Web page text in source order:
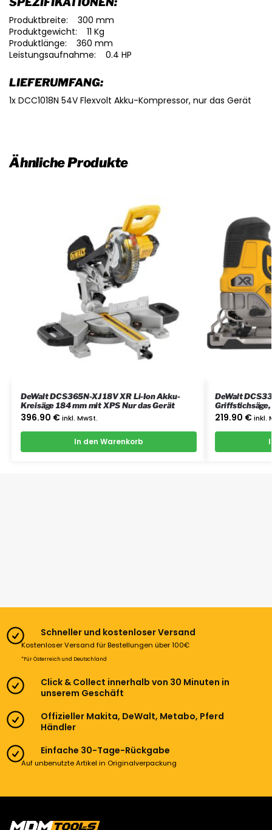
Produktbreite: 300 mm
Produktgewicht: 11 Kg
Produktlänge: 360 mm
Leistungsaufnahme: 0.4 HP
LIEFERUMFANG:
1x DCC1018N 54V Flexvolt Akku-Kompressor, nur das Gerät
Ähnliche Produkte
DeWalt DCS365N-XJ 18V XR Li-Ion Akku-
Kreisäge 184 mm mit XPS Nur das Gerät
396.90 € inkl. MwSt.
In den Warenkorb
DeWalt
219.90 € inkl.
Schneller und kostenloser Versand
Kostenloser Versand für Bestellungen über 100€
*Für Österreich und Deutschland
Click & Collect innerhalb von 30 Minuten in
unserem Geschäft
Offizieller Makita, DeWalt, Metabo, Pferd
Händler
Einfache 30-Tage-Rückgabe
Auf unbenutzte Artikel in Originalverpackung